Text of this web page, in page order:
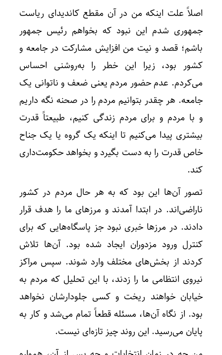
اصلاً علت اینکه من در آن مقطع کاندیدای ریاست
جمهوری شدم این نبود که بخواهم رئیس جمهور
باشم؛ قصد و نیت من افزایش مشارکت در جامعه و
کشور بود، زیرا این خطر را به‌روشنی احساس
می‌کردم. عدم حضور مردم یعنی ضعف و ناتوانی یک
جامعه. هر چقدر بتوانیم مردم را در صحنه نگه داریم
و با مردم و برای مردم زندگی کنیم، طبیعتاً قدرت
بیشتری پیدا می‌کنیم تا اینکه یک گروه یا یک جناح
خاص قدرت را به دست بگیرد و بخواهد حکومت‌داری
کند.
تصور آن‌ها این بود که به هر حال مردم در کشور
ناراضی‌اند. در ابتدا آمدند و مرزهای ما را هدف قرار
دادند. در مرزها خبری نبود جز پاسگاه‌هایی که برای
کنترل ورود مزدوران ایجاد شده بود. آن‌ها تلاش
کردند از بخش‌های مختلف وارد شوند. سپس مراکز
نیروی انتظامی ما را زدند، با این تحلیل که مردم به
خیابان خواهند ریخت و کسی جلودارشان نخواهد
بود. از نگاه آن‌ها، مسئله قطعاً تمام می‌شد و کار به
پایان می‌رسید. این روند چیز تازه‌ای نیست.